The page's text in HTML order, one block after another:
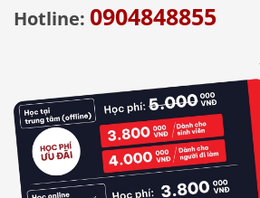
Hotline: 0904848855